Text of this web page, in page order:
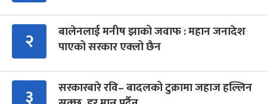
२
बालेनलाई मनीष झाको जवाफ : महान जनादेश
पाएको सरकार एक्लो छैन
३
सरकारबारे रवि– बादलको टुक्रामा जहाज हल्लिन